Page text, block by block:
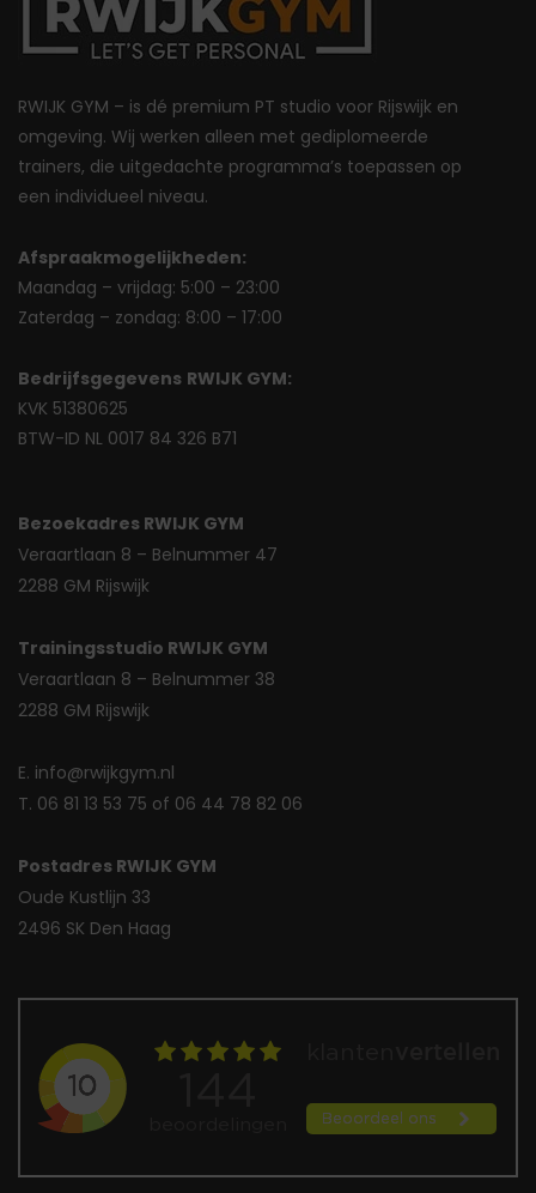
RWIJK GYM – is dé premium PT studio voor Rijswijk en
omgeving. Wij werken alleen met gediplomeerde
trainers, die uitgedachte programma’s toepassen op
een individueel niveau.
Afspraakmogelijkheden:
Maandag – vrijdag: 5:00 – 23:00
Zaterdag – zondag: 8:00 – 17:00
Bedrijfsgegevens RWIJK GYM:
KVK 51380625
BTW-ID NL 0017 84 326 B71
Bezoekadres RWIJK GYM
Veraartlaan 8 – Belnummer 47
2288 GM Rijswijk
Trainingsstudio RWIJK GYM
Veraartlaan 8 – Belnummer 38
2288 GM Rijswijk
E. info@rwijkgym.nl
T. 06 81 13 53 75 of 06 44 78 82 06
Postadres RWIJK GYM
Oude Kustlijn 33
2496 SK Den Haag